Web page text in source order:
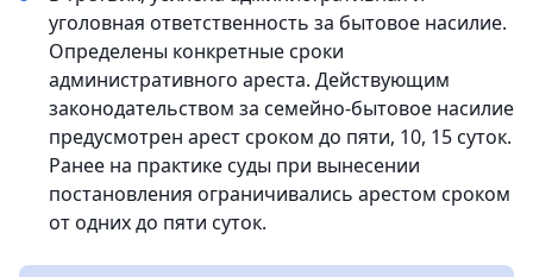
уголовная ответственность за бытовое насилие.
Определены конкретные сроки
административного ареста. Действующим
законодательством за семейно-бытовое насилие
предусмотрен арест сроком до пяти, 10, 15 суток.
Ранее на практике суды при вынесении
постановления ограничивались арестом сроком
от одних до пяти суток.